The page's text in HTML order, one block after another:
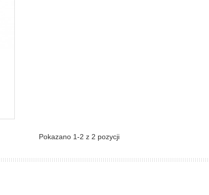
Pokazano 1-2 z 2 pozycji